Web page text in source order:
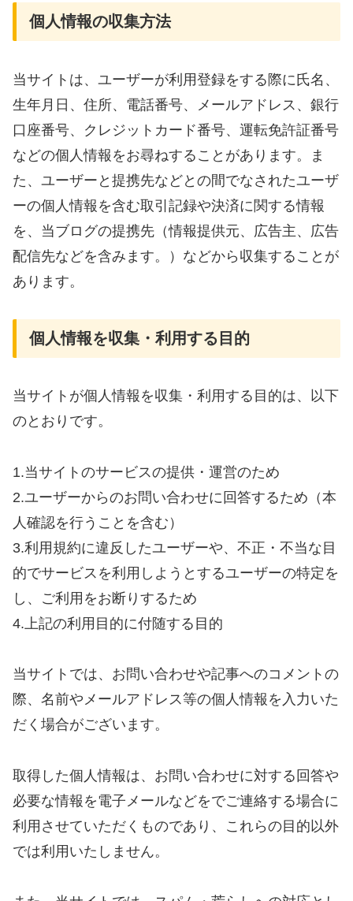
個人情報の収集方法
当サイトは、ユーザーが利用登録をする際に氏名、
生年月日、住所、電話番号、メールアドレス、銀行
口座番号、クレジットカード番号、運転免許証番号
などの個人情報をお尋ねすることがあります。ま
た、ユーザーと提携先などとの間でなされたユーザ
ーの個人情報を含む取引記録や決済に関する情報
を、当ブログの提携先（情報提供元、広告主、広告
配信先などを含みます。）などから収集することが
あります。
個人情報を収集・利用する目的
当サイトが個人情報を収集・利用する目的は、以下
のとおりです。
1.当サイトのサービスの提供・運営のため
2.ユーザーからのお問い合わせに回答するため（本
人確認を行うことを含む）
3.利用規約に違反したユーザーや、不正・不当な目
的でサービスを利用しようとするユーザーの特定を
し、ご利用をお断りするため
4.上記の利用目的に付随する目的
当サイトでは、お問い合わせや記事へのコメントの
際、名前やメールアドレス等の個人情報を入力いた
だく場合がございます。
取得した個人情報は、お問い合わせに対する回答や
必要な情報を電子メールなどをでご連絡する場合に
利用させていただくものであり、これらの目的以外
では利用いたしません。